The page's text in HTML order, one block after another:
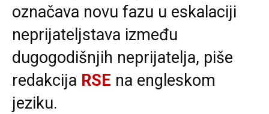
označava novu fazu u eskalaciji
neprijateljstava između
dugogodišnjih neprijatelja, piše
redakcija RSE na engleskom
jeziku.